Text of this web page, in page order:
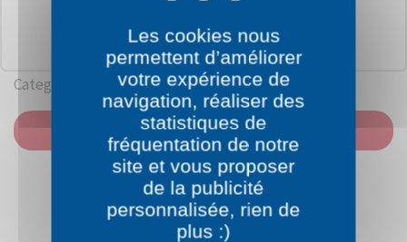
Category: Barbie
PRINT
Les cookies nous
permettent d’améliorer
votre expérience de
navigation, réaliser des
statistiques de
fréquentation de notre
site et vous proposer
de la publicité
personnalisée, rien de
plus :)